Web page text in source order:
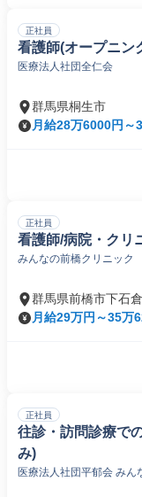
正社員
看護師(オープニン
医療法人社団全仁会
群馬県桐生市
月給28万6000円～
正社員
看護師/病院・クリ
みんなの前橋クリニック
群馬県前橋市下石
月給29万円～35万
正社員
往診・訪問診療で
み)
医療法人社団平郁会 みん